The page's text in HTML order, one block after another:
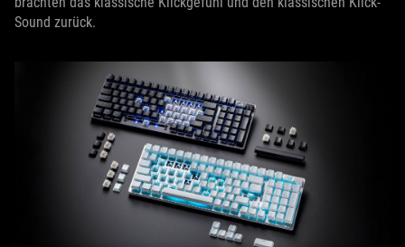
Sound zurück.